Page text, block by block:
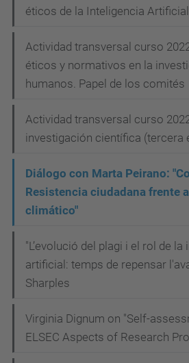
éticos de la Inteligencia Artificial
Actividad transversal curso
éticos y normativos en la
humanos. Papel de los comités
Actividad transversal curso
investigación científica (tercera
Diálogo con Marta Peirano:
Resistencia ciudadana frente
climático"
"L’evolució del plagi i el rol de la
artificial: temps de repensar
Sharples
Virginia Dignum on "Self-
ELSEC Aspects of Research